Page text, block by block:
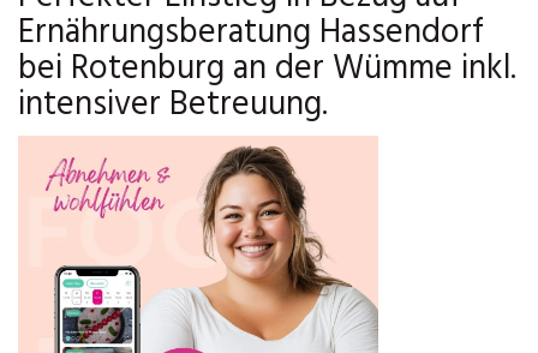
Ernährungsberatung Hassendorf
bei Rotenburg an der Wümme inkl.
intensiver Betreuung.